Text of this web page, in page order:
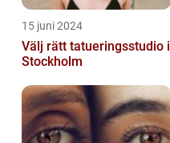
15 juni 2024
Välj rätt tatueringsstudio i
Stockholm